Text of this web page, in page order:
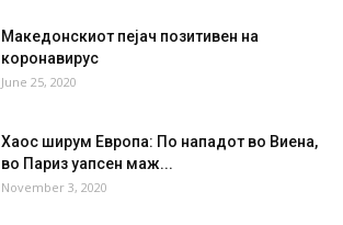
Македонскиот пејач позитивен на
коронавирус
June 25, 2020
Хаос ширум Европа: По нападот во Виена,
во Париз уапсен маж...
November 3, 2020